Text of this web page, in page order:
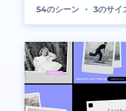
54のシーン 3のサイ